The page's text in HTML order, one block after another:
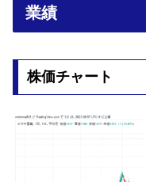
業績
株価チャート